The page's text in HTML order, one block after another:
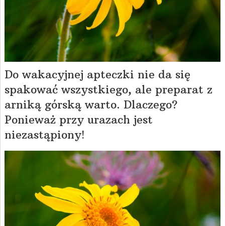
Do wakacyjnej apteczki nie da się
spakować wszystkiego, ale preparat z
arniką górską warto. Dlaczego?
Ponieważ przy urazach jest
niezastąpiony!